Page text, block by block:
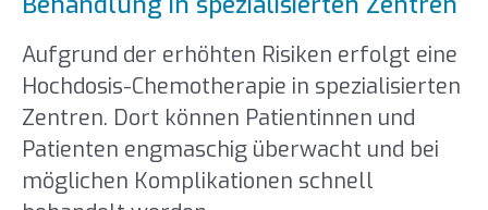
Aufgrund der erhöhten Risiken erfolgt eine
Hochdosis-Chemotherapie in spezialisierten
Zentren. Dort können Patientinnen und
Patienten engmaschig überwacht und bei
möglichen Komplikationen schnell